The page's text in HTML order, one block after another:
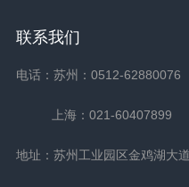
联系我们
电话：苏州：0512-62880076
上海：021-60407899
地址：苏州工业园区金鸡湖大